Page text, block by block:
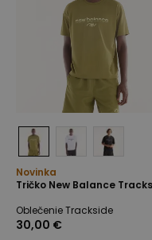
Novinka
Tričko New Balance
Oblečenie Trackside
30,00 €